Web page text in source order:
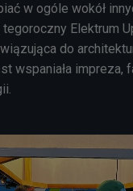
w ogóle wokół
Elektrum
do
wspaniała impreza,